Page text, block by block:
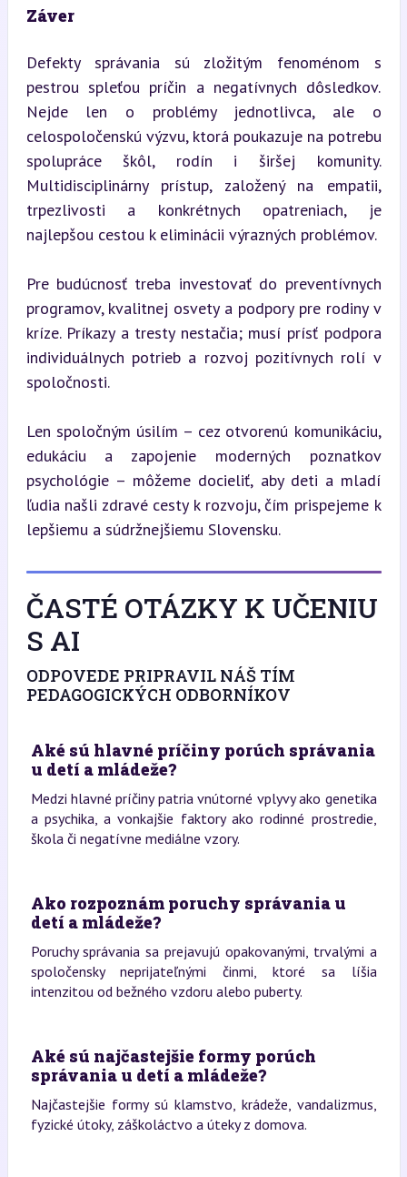
Záver
Defekty správania sú zložitým fenoménom s
pestrou spleťou príčin a negatívnych dôsledkov.
Nejde len o problémy jednotlivca, ale o
celospoločenskú výzvu, ktorá poukazuje na potrebu
spolupráce škôl, rodín i širšej komunity.
Multidisciplinárny prístup, založený na empatii,
trpezlivosti a konkrétnych opatreniach, je
najlepšou cestou k eliminácii výrazných problémov.
Pre budúcnosť treba investovať do preventívnych
programov, kvalitnej osvety a podpory pre rodiny v
kríze. Príkazy a tresty nestačia; musí prísť podpora
individuálnych potrieb a rozvoj pozitívnych rolí v
spoločnosti.
Len spoločným úsilím – cez otvorenú komunikáciu,
edukáciu a zapojenie moderných poznatkov
psychológie – môžeme docieliť, aby deti a mladí
ľudia našli zdravé cesty k rozvoju, čím prispejeme k
lepšiemu a súdržnejšiemu Slovensku.
ČASTÉ OTÁZKY K UČENIU
S AI
ODPOVEDE PRIPRAVIL NÁŠ TÍM
PEDAGOGICKÝCH ODBORNÍKOV
Aké sú hlavné príčiny porúch správania
u detí a mládeže?
Medzi hlavné príčiny patria vnútorné vplyvy ako genetika
a psychika, a vonkajšie faktory ako rodinné prostredie,
škola či negatívne mediálne vzory.
Ako rozpoznám poruchy správania u
detí a mládeže?
Poruchy správania sa prejavujú opakovanými, trvalými a
spoločensky neprijateľnými činmi, ktoré sa líšia
intenzitou od bežného vzdoru alebo puberty.
Aké sú najčastejšie formy porúch
správania u detí a mládeže?
Najčastejšie formy sú klamstvo, krádeže, vandalizmus,
fyzické útoky, záškoláctvo a úteky z domova.